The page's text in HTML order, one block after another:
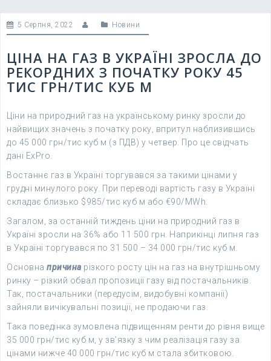
5 Серпня, 2022 Новини
ЦІНА НА ГАЗ В УКРАЇНІ ЗРОСЛА ДО
РЕКОРДНИХ З ПОЧАТКУ РОКУ 45
ТИС ГРН/ТИС КУБ М
Ціни на природний газ на українському ринку зросли до
найвищих значень з початку року, впритул наблизившись
до 45 000 грн/тис куб м (з ПДВ) у четвер. Про це свідчать
дані ExPro.
Востаннє газ в Україні торгувався за такими цінами у
грудні минулого року. При переводі вартість газу в Україні
складає близько $985/тис куб м або €90/MWh.
Загалом, за останній тиждень ціни на природний газ в
Україні зросли на 36% або 11 500 грн. Наприкінці липня газ
в Україні торгувався по 31 500 – 34 000 грн/тис куб м.
Основна причина різкого росту цін на газ на внутрішньому
ринку – різкий обвал пропозиції газу від постачальників.
Так, постачальники (передусім, видобувні компанії)
зайняли вичікувальні позиції, не продаючи газ.
Така поведінка зумовлена підвищенням ренти до рівня вище
35 000 грн/тис куб м, у зв’язку з чим реалізація газу за
цінами нижче 40 000 грн/тис куб м стала збитковою.